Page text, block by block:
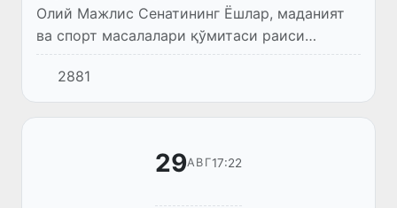
Олий Мажлис Сенатининг Ёшлар, маданият
ва спорт масалалари қўмитаси раиси
ўринбосари Д.Ташмуҳамедова БМТнинг
Наркотиклар ва жиноятчилик бўйича
бошқармасининг (UNODC) минтақавий соғ...
2881
29АВГ17:22